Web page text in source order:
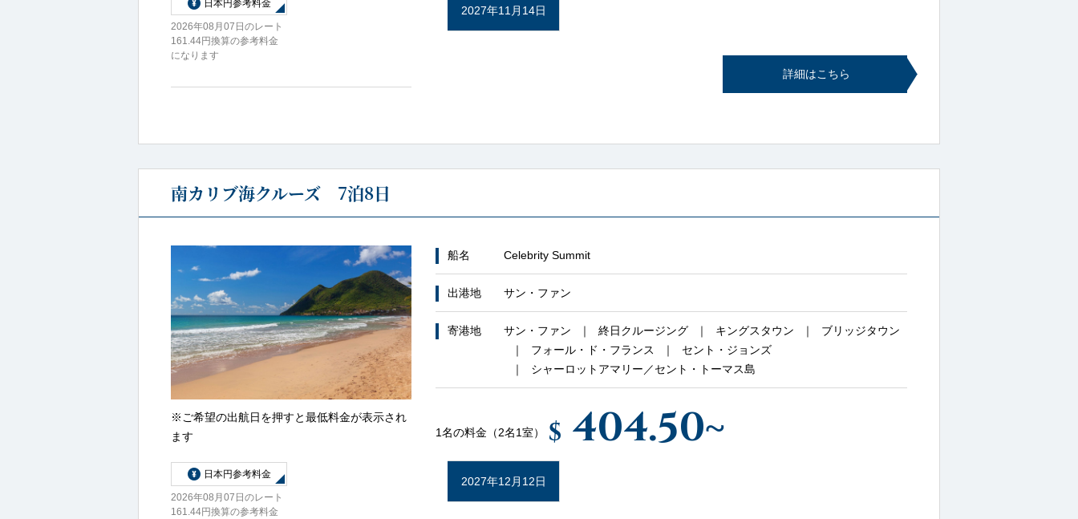
2027年11月14日
詳細はこちら
日本円参考料金
2026年08月07日のレート
161.44円換算の参考料金
になります
南カリブ海クルーズ 7泊8日
船名 Celebrity Summit
出港地 サン・ファン
寄港地 サン・ファン 終日クルージング キングスタウン
ブリッジタウン
フォール・ド・フランス
セント・ジョンズ
シャーロットアマリー／セント・トーマス島
1名の料金（2名1室） $ 404.50~
2027年12月12日
※ご希望の出航日を押すと最低料金が表示され
ます
日本円参考料金
2026年08月07日のレート
161.44円換算の参考料金